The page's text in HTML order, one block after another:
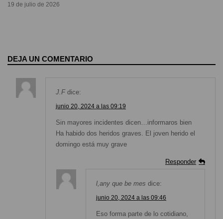
19 de julio de 2026
DEJA UN COMENTARIO
J.F dice:
junio 20, 2024 a las 09:19
Sin mayores incidentes dicen…informaros bien
Ha habido dos heridos graves. El joven herido el
domingo está muy grave
Responder
l,any que be mes dice:
junio 20, 2024 a las 09:46
Eso forma parte de lo cotidiano,